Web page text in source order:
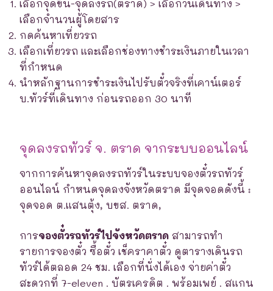
เลือกจุดขึ้น-จุดลงรถ(ตราด) > เลือกวันเดินทาง >
เลือกจำนวนผู้โดยสาร
กดค้นหาเที่ยวรถ
เลือกเที่ยวรถ และเลือกช่องทางชำระเงินภายในเวลา
ที่กำหนด
นำหลักฐานการชำระเงินไปรับตั๋วจริงที่เคาน์เตอร์
บ.ทัวร์ที่เดินทาง ก่อนรถออก 30 นาที
จุดลงรถทัวร์ จ. ตราด จากระบบออนไลน์
จากการค้นหาจุดลงรถทัวร์ในระบบจองตั๋วรถทัวร์
ออนไลน์ กำหนดจุดลงจังหวัดตราด มีจุดจอดดังนี้ :
จุดจอด ต.แสนตุ้ง, บขส. ตราด,
การจองตั๋วรถทัวร์ไปจังหวัดตราด สามารถทำ
รายการจองตั๋ว ซื้อตั๋ว เช็คราคาตั๋ว ดูตารางเดินรถ
ทัวร์ได้ตลอด 24 ชม. เลือกที่นั่งได้เอง จ่ายค่าตั๋ว
สะดวกที่ 7-eleven . บัตรเครดิต . พร้อมเพย์ . สแกน